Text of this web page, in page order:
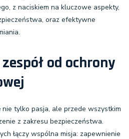
z naciskiem na kluczowe aspekty,
oraz efektywne
od ochrony
tylko pasja, ale przede wszystkim
z zakresu bezpieczeństwa.
łączy wspólna misja: zapewnienie